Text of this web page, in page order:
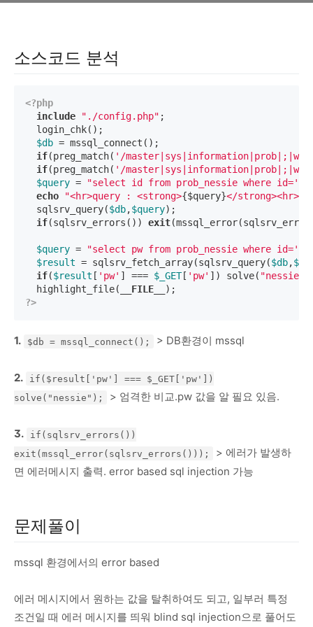
소스코드 분석
<?php
include
"./config.php" ;
  login_chk();
$db = mssql_connect();
if(preg_match( '/
if(preg_match( '/
$query = "select id from prob_nessie where id='
echo
"<hr>query : <strong>{$query}</
  sqlsrv_query(
$db,$query);
if(sqlsrv_errors()) exit
$query =
"select pw from prob_nessie where
$result = sqlsrv_fetch_array(sqlsrv_query($db,
if($result [ 'pw' ] === $_GET[ 'pw' ]) solve( "nessie"
  highlight_file(
__FILE__
?>
1. $db = mssql_connect(); > DB환경이 mssql
2.
if($result['pw'] === $_GET['pw'])
solve("nessie");
> 엄격한 비교.pw 값을 알 필요 있음.
3.
if(sqlsrv_errors())
exit(mssql_error(sqlsrv_errors()));
> 에러가 발생하
면 에러메시지 출력. error based sql injection 가능
문제풀이
mssql 환경에서의 error based
에러 메시지에서 원하는 값을 탈취하여도 되고, 일부러 특정
조건일 때 에러 메시지를 띄워 blind sql injection으로 풀어도